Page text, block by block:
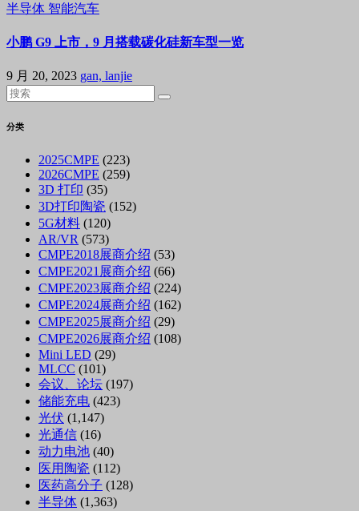
半导体 智能汽车
小鹏 G9 上市，9 月搭载碳化硅新车型一览
9 月 20, 2023 gan, lanjie
分类
2025CMPE (223)
2026CMPE (259)
3D 打印 (35)
3D打印陶瓷 (152)
5G材料 (120)
AR/VR (573)
CMPE2018展商介绍 (53)
CMPE2021展商介绍 (66)
CMPE2023展商介绍 (224)
CMPE2024展商介绍 (162)
CMPE2025展商介绍 (29)
CMPE2026展商介绍 (108)
Mini LED (29)
MLCC (101)
会议、论坛 (197)
储能充电 (423)
光伏 (1,147)
光通信 (16)
动力电池 (40)
医用陶瓷 (112)
医药高分子 (128)
半导体 (1,363)